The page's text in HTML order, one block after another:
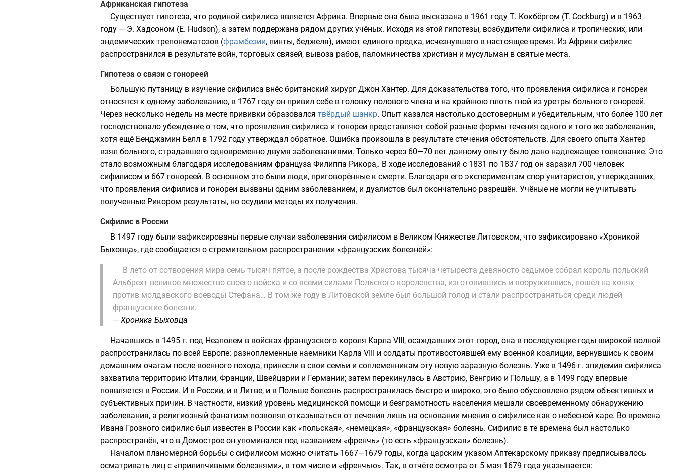
Африканская гипотеза
Существует гипотеза, что родиной сифилиса является Африка. Впервые она была высказана в 1961 году Т. Кокбёргом (T. Cockburg) и в 1963
году — Э. Хадсоном (E. Hudson), а затем поддержана рядом других учёных. Исходя из этой гипотезы, возбудители сифилиса и тропических, или
эндемических трепонематозов (фрамбезии, пинты, беджеля), имеют единого предка, исчезнувшего в настоящее время. Из Африки сифилис
распространился в результате войн, торговых связей, вывоза рабов, паломничества христиан и мусульман в святые места.
Гипотеза о связи с гонореей
Большую путаницу в изучение сифилиса внёс британский хирург Джон Хантер. Для доказательства того, что проявления сифилиса и гонореи
относятся к одному заболеванию, в 1767 году он привил себе в головку полового члена и на крайнюю плоть гной из уретры больного гонореей.
Через несколько недель на месте прививки образовался твёрдый шанкр. Опыт казался настолько достоверным и убедительным, что более 100 лет
господствовало убеждение о том, что проявления сифилиса и гонореи представляют собой разные формы течения одного и того же заболевания,
хотя ещё Бенджамин Белл в 1792 году утверждал обратное. Ошибка произошла в результате стечения обстоятельств. Для своего опыта Хантер
взял больного, страдавшего одновременно двумя заболеваниями. Только через 60—70 лет данному опыту было дано надлежащее толкование. Это
стало возможным благодаря исследованиям француза Филиппа Рикора,. В ходе исследований с 1831 по 1837 год он заразил 700 человек
сифилисом и 667 гонореей. В основном это были люди, приговорённые к смерти. Благодаря его экспериментам спор унитаристов, утверждавших,
что проявления сифилиса и гонореи вызваны одним заболеванием, и дуалистов был окончательно разрешён. Учёные не могли не учитывать
полученные Рикором результаты, но осудили методы их получения.
Сифилис в России
В 1497 году были зафиксированы первые случаи заболевания сифилисом в Великом Княжестве Литовском, что зафиксировано «Хроникой
Быховца», где сообщается о стремительном распространении «французских болезней»:
В лето от сотворения мира семь тысяч пятое, а после рождества Христова тысяча четыреста девяносто седьмое собрал король польский
Альбрехт великое множество своего войска и со всеми силами Польского королевства, изготовившись и вооружившись, пошёл на конях
против молдавского воеводы Стефана… В том же году в Литовской земле был большой голод и стали распространяться среди людей
французские болезни.
— Хроника Быховца
Начавшись в 1495 г. под Неаполем в войсках французского короля Карла VIII, осаждавших этот город, она в последующие годы широкой волной
распространилась по всей Европе: разноплеменные наемники Карла VIII и солдаты противостоявшей ему военной коалиции, вернувшись к своим
домашним очагам после военного похода, принесли в свои семьи и соплеменникам эту новую заразную болезнь. Уже в 1496 г. эпидемия сифилиса
захватила территорию Италии, Франции, Швейцарии и Германии; затем перекинулась в Австрию, Венгрию и Польшу, а в 1499 году впервые
появляется в России. И в России, и в Литве, и в Польше болезнь распространилась быстро и широко, это было обусловлено рядом объективных и
субъективных причин. В частности, низкий уровень медицинской помощи и безграмотность населения мешали своевременному обнаружению
заболевания, а религиозный фанатизм позволял отказываться от лечения лишь на основании мнения о сифилисе как о небесной каре. Во времена
Ивана Грозного сифилис был известен в России как «польская», «немецкая», «французская» болезнь. Сифилис в те времена был настолько
распространён, что в Домострое он упоминался под названием «френчь» (то есть «французская» болезнь).
Началом планомерной борьбы с сифилисом можно считать 1667—1679 годы, когда царским указом Аптекарскому приказу предписывалось
осматривать лиц с «прилипчивыми болезнями», в том числе и «френчью». Так, в отчёте осмотра от 5 мая 1679 года указывается: